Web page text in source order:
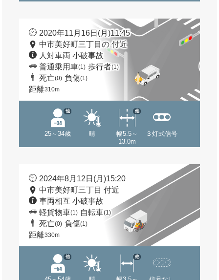
2020年11月16日(月)11:45
中市美好町三丁目の 付近
人対車両 小破事故
普通乗用車(1) 歩行者(1)
死亡(0) 負傷(1)
距離310m
25～34歳
他
晴
幅5.5～
13.0m
他
３灯式信号
2024年8月12日(月)15:20
中市美好町三丁目 付近
車両相互 小破事故
軽貨物車(1) 自転車(1)
死亡(0) 負傷(1)
距離330m
他 他